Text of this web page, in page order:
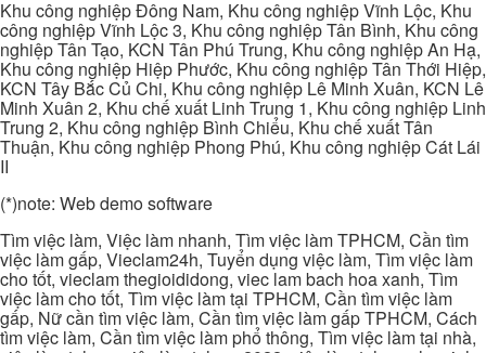
Khu công nghiệp Đông Nam, Khu công nghiệp Vĩnh Lộc, Khu
công nghiệp Vĩnh Lộc 3, Khu công nghiệp Tân Bình, Khu công
nghiệp Tân Tạo, KCN Tân Phú Trung, Khu công nghiệp An Hạ,
Khu công nghiệp Hiệp Phước, Khu công nghiệp Tân Thới Hiệp,
KCN Tây Bắc Củ Chi, Khu công nghiệp Lê Minh Xuân, KCN Lê
Minh Xuân 2, Khu chế xuất Linh Trung 1, Khu công nghiệp Linh
Trung 2, Khu công nghiệp Bình Chiểu, Khu chế xuất Tân
Thuận, Khu công nghiệp Phong Phú, Khu công nghiệp Cát Lái
II
(*)note: Web demo software
Tìm việc làm, Việc làm nhanh, Tìm việc làm TPHCM, Cần tìm
việc làm gấp, Vieclam24h, Tuyển dụng việc làm, Tìm việc làm
cho tốt, vieclam thegioididong, viec lam bach hoa xanh, Tìm
việc làm cho tốt, Tìm việc làm tại TPHCM, Cần tìm việc làm
gấp, Nữ cần tìm việc làm, Cần tìm việc làm gấp TPHCM, Cách
tìm việc làm, Cần tìm việc làm phổ thông, Tìm việc làm tại nhà,